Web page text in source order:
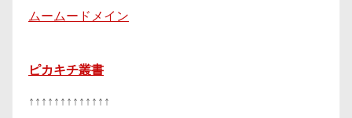
ムームードメイン
ピカキチ叢書
↑↑↑↑↑↑↑↑↑↑↑↑↑